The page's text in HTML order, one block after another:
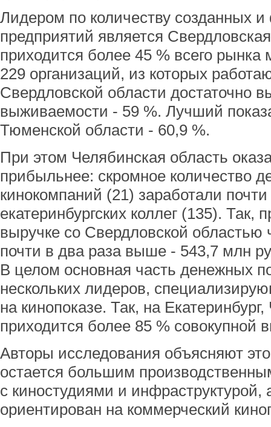
Лидером по количеству созданных
предприятий является
приходится более 45 % всего рынка
229 организаций, из которых
Свердловской области достаточно
выживаемости - 59 %. Лучший
Тюменской области - 60,9 %.
При этом Челябинская область
прибыльнее: скромное количество
кинокомпаний (21) заработали
екатеринбургских коллег (135). Так,
выручке со Свердловской
почти в два раза выше - 543,7 млн
В целом основная часть денежных
нескольких лидеров,
на кинопоказе. Так, на
приходится более 85 % совокупной
Авторы исследования объясняют
остается большим
с киностудиями и
ориентирован на коммерческий